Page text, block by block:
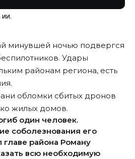
ИИ.
минувшей ночью подвергся
Удары
районам региона, есть
обломки сбитых дронов
жилых домов.
один человек.
соболезнования его
района Роману
всю необходимую